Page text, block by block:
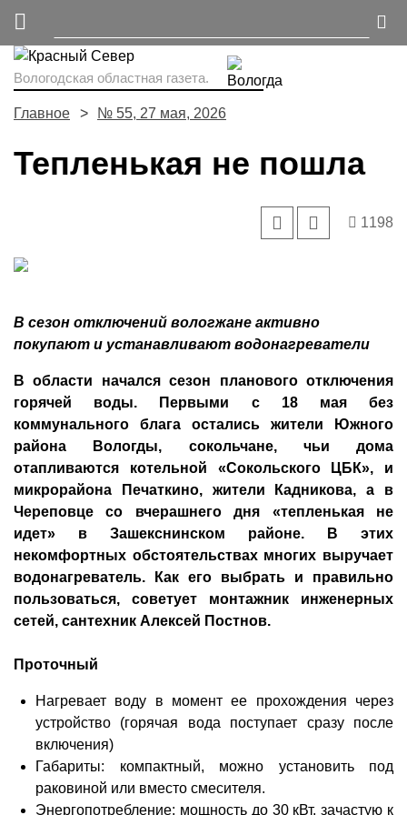
Вологодская областная газета.
Главное № 55, 27 мая, 2026
Тепленькая не пошла
1198
В сезон отключений вологжане активно
покупают и устанавливают водонагреватели
В области начался сезон планового отключения
горячей воды. Первыми с 18 мая без
коммунального блага остались жители Южного
района Вологды, сокольчане, чьи дома
отапливаются котельной «Сокольского ЦБК», и
микрорайона Печаткино, жители Кадникова, а в
Череповце со вчерашнего дня «тепленькая не
идет» в Зашекснинском районе. В этих
некомфортных обстоятельствах многих выручает
водонагреватель. Как его выбрать и правильно
пользоваться, советует монтажник инженерных
сетей, сантехник Алексей Постнов.
Проточный
Нагревает воду в момент ее прохождения через
устройство (горячая вода поступает сразу после
включения)
Габариты: компактный, можно установить под
раковиной или вместо смесителя.
Энергопотребление: мощность до 30 кВт, зачастую к